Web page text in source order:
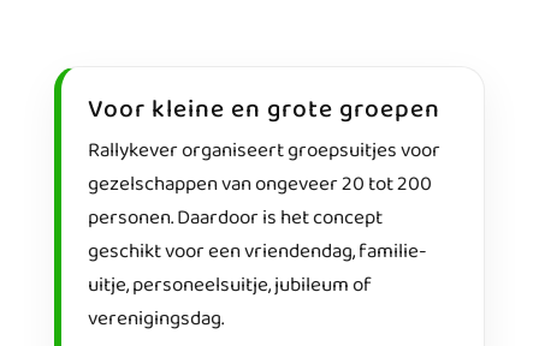
Voor kleine en grote groepen
Rallykever organiseert groepsuitjes voor
gezelschappen van ongeveer 20 tot 200
personen. Daardoor is het concept
geschikt voor een vriendendag, familie-
uitje, personeelsuitje, jubileum of
verenigingsdag.